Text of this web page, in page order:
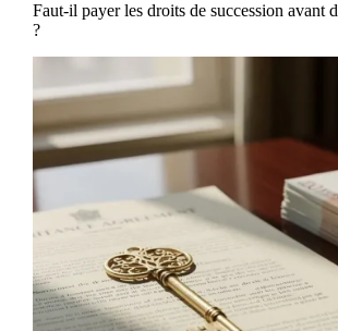
Faut-il payer les droits de succession avant
?